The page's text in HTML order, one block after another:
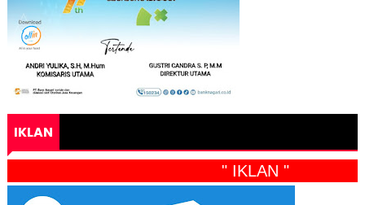
IKLAN
" IKLAN "